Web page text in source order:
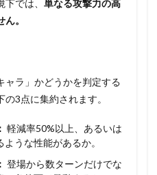
では、 単なる攻撃力の高
。
ャラ」かどうかを判定する
3点に集約されます。
軽減率50%以上、あるいは
うな性能があるか。
登場から数ターンだけでな